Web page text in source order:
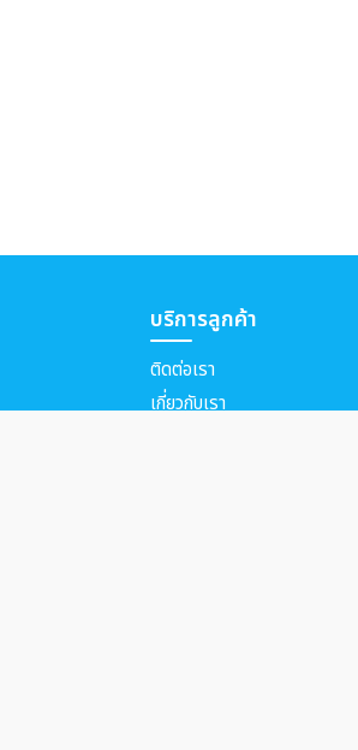
บริการลูกค้า
ติดต่อเรา
เกี่ยวกับเรา